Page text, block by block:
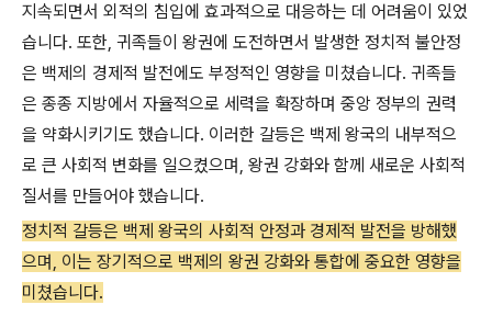
지속되면서 외적의 침입에 효과적으로 대응하는 데 어려움이 있었
습니다. 또한, 귀족들이 왕권에 도전하면서 발생한 정치적 불안정
은 백제의 경제적 발전에도 부정적인 영향을 미쳤습니다. 귀족들
은 종종 지방에서 자율적으로 세력을 확장하며 중앙 정부의 권력
을 약화시키기도 했습니다. 이러한 갈등은 백제 왕국의 내부적으
로 큰 사회적 변화를 일으켰으며, 왕권 강화와 함께 새로운 사회적
질서를 만들어야 했습니다.
정치적 갈등은 백제 왕국의 사회적 안정과 경제적 발전을 방해했
으며, 이는 장기적으로 백제의 왕권 강화와 통합에 중요한 영향을
미쳤습니다.